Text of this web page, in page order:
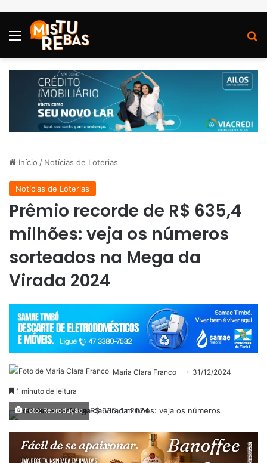
Menu
Início / Notícias de Loterias
Notícias de Loterias
Prêmio recorde de R$ 635,4
milhões: veja os números
sorteados na Mega da
Virada 2024
Maria Clara Franco 31/12/2024
1 minuto de leitura
Foto: Reprodução